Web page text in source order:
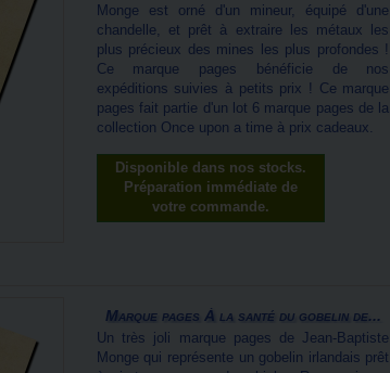
Monge est orné d'un mineur, équipé d'une
chandelle, et prêt à extraire les métaux les
plus précieux des mines les plus profondes !
Ce marque pages bénéficie de nos
expéditions suivies à petits prix ! Ce marque
pages fait partie d'un lot 6 marque pages de la
collection Once upon a time à prix cadeaux.
Disponible dans nos stocks.
Préparation immédiate de
votre commande.
Marque pages À la santé du gobelin de...
Un très joli marque pages de Jean-Baptiste
Monge qui représente un gobelin irlandais prêt